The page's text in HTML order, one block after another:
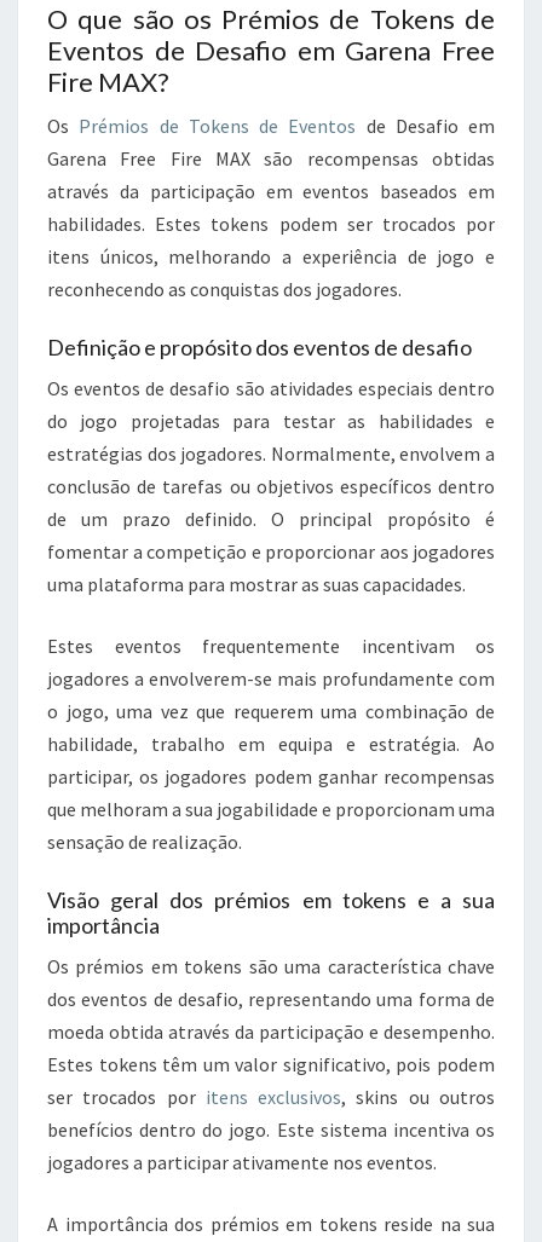
O que são os Prémios de Tokens de
Eventos de Desafio em Garena Free
Fire MAX?
Os Prémios de Tokens de Eventos de Desafio em
Garena Free Fire MAX são recompensas obtidas
através da participação em eventos baseados em
habilidades. Estes tokens podem ser trocados por
itens únicos, melhorando a experiência de jogo e
reconhecendo as conquistas dos jogadores.
Definição e propósito dos eventos de desafio
Os eventos de desafio são atividades especiais dentro
do jogo projetadas para testar as habilidades e
estratégias dos jogadores. Normalmente, envolvem a
conclusão de tarefas ou objetivos específicos dentro
de um prazo definido. O principal propósito é
fomentar a competição e proporcionar aos jogadores
uma plataforma para mostrar as suas capacidades.
Estes eventos frequentemente incentivam os
jogadores a envolverem-se mais profundamente com
o jogo, uma vez que requerem uma combinação de
habilidade, trabalho em equipa e estratégia. Ao
participar, os jogadores podem ganhar recompensas
que melhoram a sua jogabilidade e proporcionam uma
sensação de realização.
Visão geral dos prémios em tokens e a sua
importância
Os prémios em tokens são uma característica chave
dos eventos de desafio, representando uma forma de
moeda obtida através da participação e desempenho.
Estes tokens têm um valor significativo, pois podem
ser trocados por itens exclusivos, skins ou outros
benefícios dentro do jogo. Este sistema incentiva os
jogadores a participar ativamente nos eventos.
A importância dos prémios em tokens reside na sua